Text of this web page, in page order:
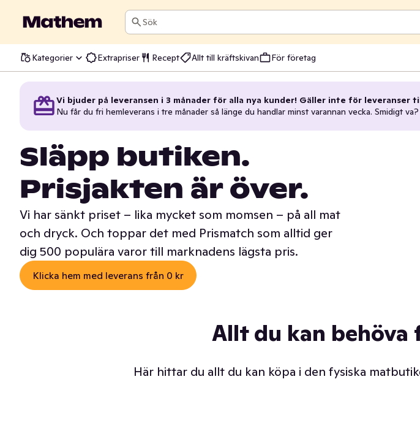
Sök
Kategorier Extrapriser Recept Allt till kräftskivan För företag
Vi bjuder på leveransen i 3 månader för alla nya kunder! Gäller inte för leveranser
Nu får du fri hemleverans i tre månader så länge du handlar minst varannan vecka. Smidigt va?
Släpp butiken.
Prisjakten är över.
Vi har sänkt priset – lika mycket som momsen – på all mat
och dryck. Och toppar det med Prismatch som alltid ger
dig 500 populära varor till marknadens lägsta pris.
Klicka hem med leverans från 0 kr
Allt du kan
Här hittar du allt du kan köpa i den fysiska